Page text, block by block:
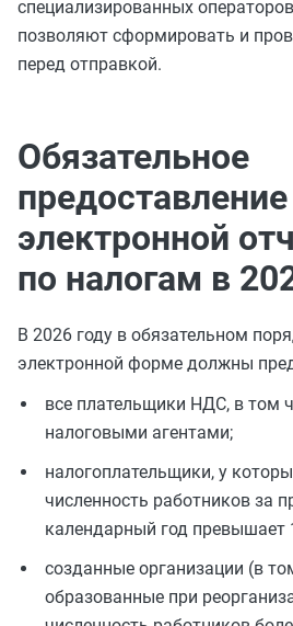
специализированных
позволяют сформировать и
перед отправкой.
Обязательное
предоставление
электронной
по налогам в
В 2026 году в обязательном
электронной форме должны
все плательщики НДС, в том
налоговыми агентами;
налогоплательщики, у
численность работников за
календарный год превышает
созданные организации (в
образованные при